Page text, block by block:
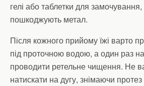
гелі або таблетки для замочування,
пошкоджують метал.
Після кожного прийому їжі варто
під проточною водою, а один раз
проводити ретельне чищення. Не
натискати на дугу, знімаючи